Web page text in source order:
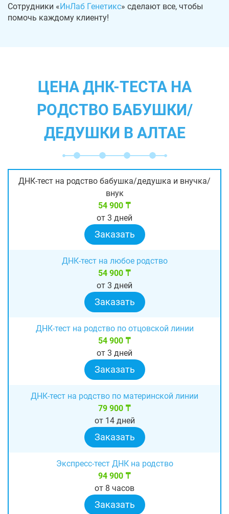
Сотрудники «ИнЛаб Генетикс» сделают все, чтобы
помочь каждому клиенту!
ЦЕНА ДНК-ТЕСТА НА
РОДСТВО БАБУШКИ/
ДЕДУШКИ В АЛТАЕ
ДНК-тест на родство бабушка/дедушка и внучка/
внук
54 900 ₸
от 3 дней
Заказать
ДНК-тест на любое родство
54 900 ₸
от 3 дней
Заказать
ДНК-тест на родство по отцовской линии
54 900 ₸
от 3 дней
Заказать
ДНК-тест на родство по материнской линии
79 900 ₸
от 14 дней
Заказать
Экспресс-тест ДНК на родство
94 900 ₸
от 8 часов
Заказать